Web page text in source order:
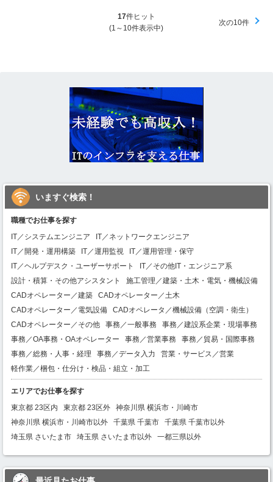
17件ヒット
(1～10件表示中)
次の10件
いますぐ検索！
職種でお仕事を探す
IT／システムエンジニア
IT／ネットワークエンジニア
IT／開発・運用構築
IT／運用監視
IT／運用管理・保守
IT／ヘルプデスク・ユーザーサポート
IT／その他IT・エンジニア系
設計・積算・その他アシスタント
施工管理／建築・土木・電気・機械設備
CADオペレーター／建築
CADオペレーター／土木
CADオペレーター／電気設備
CADオペレータ／機械設備（空調・衛生）
CADオペレーター／その他
事務／一般事務
事務／建設系企業・現場事務
事務／OA事務・OAオペレーター
事務／営業事務
事務／貿易・国際事務
事務／総務・人事・経理
事務／データ入力
営業・サービス／営業
軽作業／梱包・仕分け・検品・組立・加工
エリアでお仕事を探す
東京都 23区内
東京都 23区外
神奈川県 横浜市・川崎市
神奈川県 横浜市・川崎市以外
千葉県 千葉市
千葉県 千葉市以外
埼玉県 さいたま市
埼玉県 さいたま市以外 一都三県以外